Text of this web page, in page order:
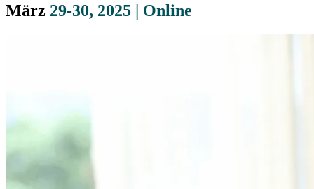
März 29-30, 2025 | Online